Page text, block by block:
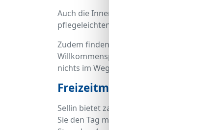
Auch die Innenbereiche der
pflegeleichten Böden, gemütlichen
Zudem finden Sie in einigen
Willkommenspakete für Ihren Vierbeiner.
nichts im Wege.
Freizeitmöglichkeiten und
Sellin bietet zahlreiche Aktivitäten, die Sie
Sie den Tag mit einem Spaziergang zur